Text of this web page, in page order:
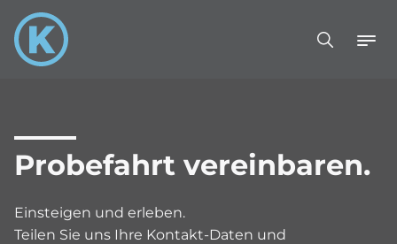
Probefahrt vereinbaren.
Einsteigen und erleben.
Teilen Sie uns Ihre Kontakt-Daten und